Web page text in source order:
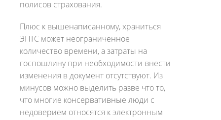
полисов страхования.
Плюс к вышенаписанному, храниться
ЭПТС может неограниченное
количество времени, а затраты на
госпошлину при необходимости внести
изменения в документ отсутствуют. Из
минусов можно выделить разве что то,
что многие консервативные люди с
недоверием относятся к электронным